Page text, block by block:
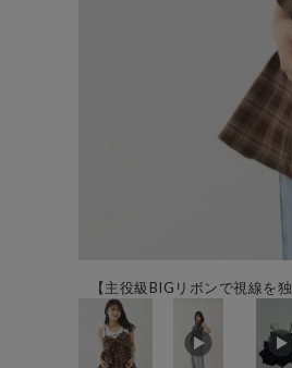
【主役級BIGリボンで視線を